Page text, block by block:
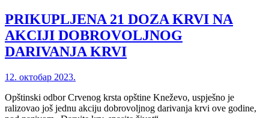
PRIKUPLJENA 21 DOZA KRVI NA
AKCIJI DOBROVOLJNOG
DARIVANJA KRVI
12. октобар 2023.
Opštinski odbor Crvenog krsta opštine Kneževo, uspješno je
ralizovao još jednu akciju dobrovoljnog darivanja krvi ove godine,